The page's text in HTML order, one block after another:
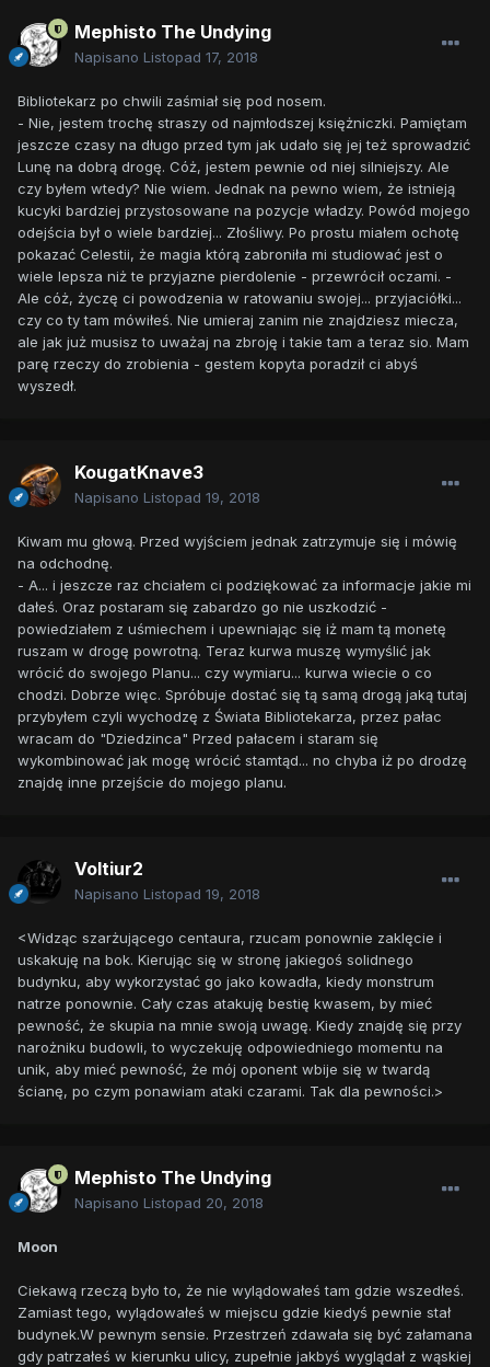
Mephisto The Undying
Napisano Listopad 17, 2018
Bibliotekarz po chwili zaśmiał się pod nosem.
- Nie, jestem trochę straszy od najmłodszej księżniczki. Pamiętam
jeszcze czasy na długo przed tym jak udało się jej też sprowadzić
Lunę na dobrą drogę. Cóż, jestem pewnie od niej silniejszy. Ale
czy byłem wtedy? Nie wiem. Jednak na pewno wiem, że istnieją
kucyki bardziej przystosowane na pozycje władzy. Powód mojego
odejścia był o wiele bardziej... Złośliwy. Po prostu miałem ochotę
pokazać Celestii, że magia którą zabroniła mi studiować jest o
wiele lepsza niż te przyjazne pierdolenie - przewrócił oczami. -
Ale cóż, życzę ci powodzenia w ratowaniu swojej... przyjaciółki...
czy co ty tam mówiłeś. Nie umieraj zanim nie znajdziesz miecza,
ale jak już musisz to uważaj na zbroję i takie tam a teraz sio. Mam
parę rzeczy do zrobienia - gestem kopyta poradził ci abyś
wyszedł.
KougatKnave3
Napisano Listopad 19, 2018
Kiwam mu głową. Przed wyjściem jednak zatrzymuje się i mówię
na odchodnę.
- A... i jeszcze raz chciałem ci podziękować za informacje jakie mi
dałeś. Oraz postaram się zabardzo go nie uszkodzić -
powiedziałem z uśmiechem i upewniając się iż mam tą monetę
ruszam w drogę powrotną. Teraz kurwa muszę wymyślić jak
wrócić do swojego Planu... czy wymiaru... kurwa wiecie o co
chodzi. Dobrze więc. Spróbuje dostać się tą samą drogą jaką tutaj
przybyłem czyli wychodzę z Świata Bibliotekarza, przez pałac
wracam do "Dziedzinca" Przed pałacem i staram się
wykombinować jak mogę wrócić stamtąd... no chyba iż po drodzę
znajdę inne przejście do mojego planu.
Voltiur2
Napisano Listopad 19, 2018
<Widząc szarżującego centaura, rzucam ponownie zaklęcie i
uskakuję na bok. Kierując się w stronę jakiegoś solidnego
budynku, aby wykorzystać go jako kowadła, kiedy monstrum
natrze ponownie. Cały czas atakuję bestię kwasem, by mieć
pewność, że skupia na mnie swoją uwagę. Kiedy znajdę się przy
narożniku budowli, to wyczekuję odpowiedniego momentu na
unik, aby mieć pewność, że mój oponent wbije się w twardą
ścianę, po czym ponawiam ataki czarami. Tak dla pewności.>
Mephisto The Undying
Napisano Listopad 20, 2018
Moon
Ciekawą rzeczą było to, że nie wylądowałeś tam gdzie wszedłeś.
Zamiast tego, wylądowałeś w miejscu gdzie kiedyś pewnie stał
budynek.W pewnym sensie. Przestrzeń zdawała się być załamana
gdy patrzałeś w kierunku ulicy, zupełnie jakbyś wyglądał z wąskiej